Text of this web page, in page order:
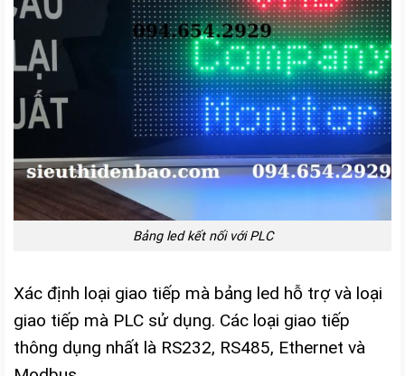
Bảng led kết nối với PLC
Xác định loại giao tiếp mà bảng led hỗ trợ và loại
giao tiếp mà PLC sử dụng. Các loại giao tiếp
thông dụng nhất là RS232, RS485, Ethernet và